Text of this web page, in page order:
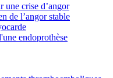
une crise d’angor
de l’angor stable
endoprothèse